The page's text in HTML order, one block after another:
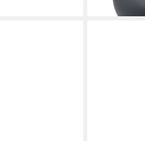
lieferbar - in 3-4